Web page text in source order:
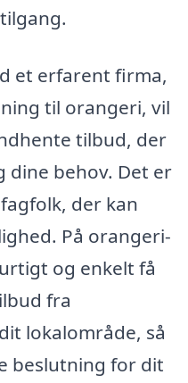
et erfarent firma,
til orangeri, vil
tilbud, der
dine behov. Det er
der kan
På orangeri-
og enkelt få
fra
lokalområde, så
beslutning for dit